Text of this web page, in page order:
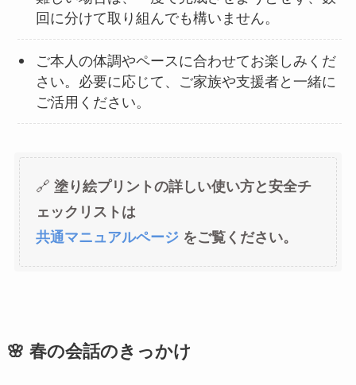
回に分けて取り組んでも構いません。
ご本人の体調やペースに合わせてお楽しみくだ
さい。必要に応じて、ご家族や支援者と一緒に
ご活用ください。
🔗 塗り絵プリントの詳しい使い方と安全チ
ェックリストは
共通マニュアルページをご覧ください。
🌸 春の会話のきっかけ